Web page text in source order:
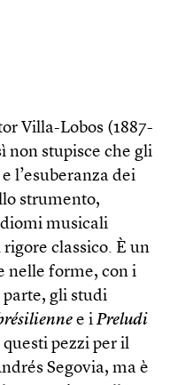
Villa-Lobos (1887-
non stupisce che gli
l’esuberanza dei
strumento,
musicali
classico. È un
nelle forme, con i
parte, gli studi
e i Preludi
pezzi per il
Segovia, ma è